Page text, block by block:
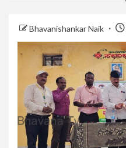
Bhavanishankar Naik